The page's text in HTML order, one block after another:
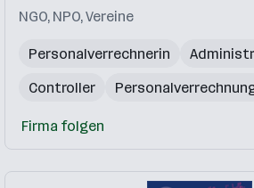
NGO, NPO, Vereine
Personalverrechnerin
Controller
Firma folgen